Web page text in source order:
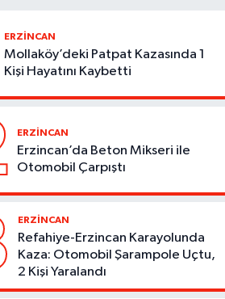
ERZİNCAN
Mollaköy’deki Patpat Kazasında 1
Kişi Hayatını Kaybetti
ERZİNCAN
Erzincan’da Beton Mikseri ile
Otomobil Çarpıştı
ERZİNCAN
Refahiye-Erzincan Karayolunda
Kaza: Otomobil Şarampole Uçtu,
2 Kişi Yaralandı